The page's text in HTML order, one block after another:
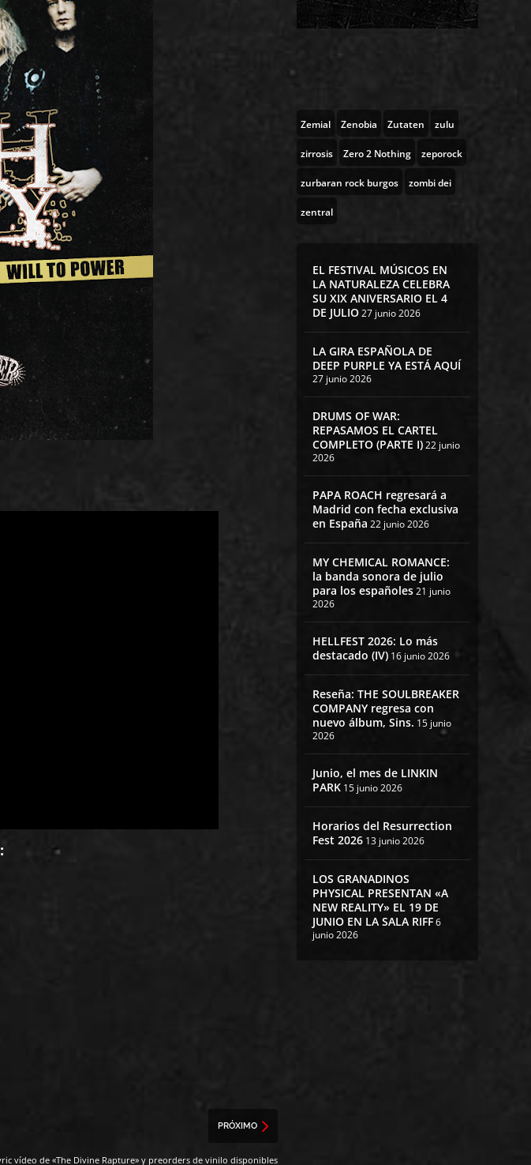
PRÓXIMO
vídeo de «The Divine Rapture» y preorders de vinilo disponibles
Zemial Zenobia Zutaten zulu
zirrosis Zero 2 Nothing zeporock
zurbaran rock burgos zombi dei
zentral
EL FESTIVAL MÚSICOS EN
LA NATURALEZA CELEBRA
SU XIX ANIVERSARIO EL 4
DE JULIO27 junio 2026
LA GIRA ESPAÑOLA DE
DEEP PURPLE YA ESTÁ AQUÍ
27 junio 2026
DRUMS OF WAR:
REPASAMOS EL CARTEL
COMPLETO (PARTE I)22 junio
2026
PAPA ROACH regresará a
Madrid con fecha exclusiva
en España 22 junio 2026
MY CHEMICAL ROMANCE:
la banda sonora de julio
para los españoles21 junio
2026
HELLFEST 2026: Lo más
destacado (IV) 16 junio 2026
Reseña: THE SOULBREAKER
COMPANY regresa con
nuevo álbum, Sins. 15 junio
2026
Junio, el mes de LINKIN
PARK 15 junio 2026
Horarios del Resurrection
Fest 2026 13 junio 2026
LOS GRANADINOS
PHYSICAL PRESENTAN «A
NEW REALITY» EL 19 DE
JUNIO EN LA SALA RIFF6
junio 2026